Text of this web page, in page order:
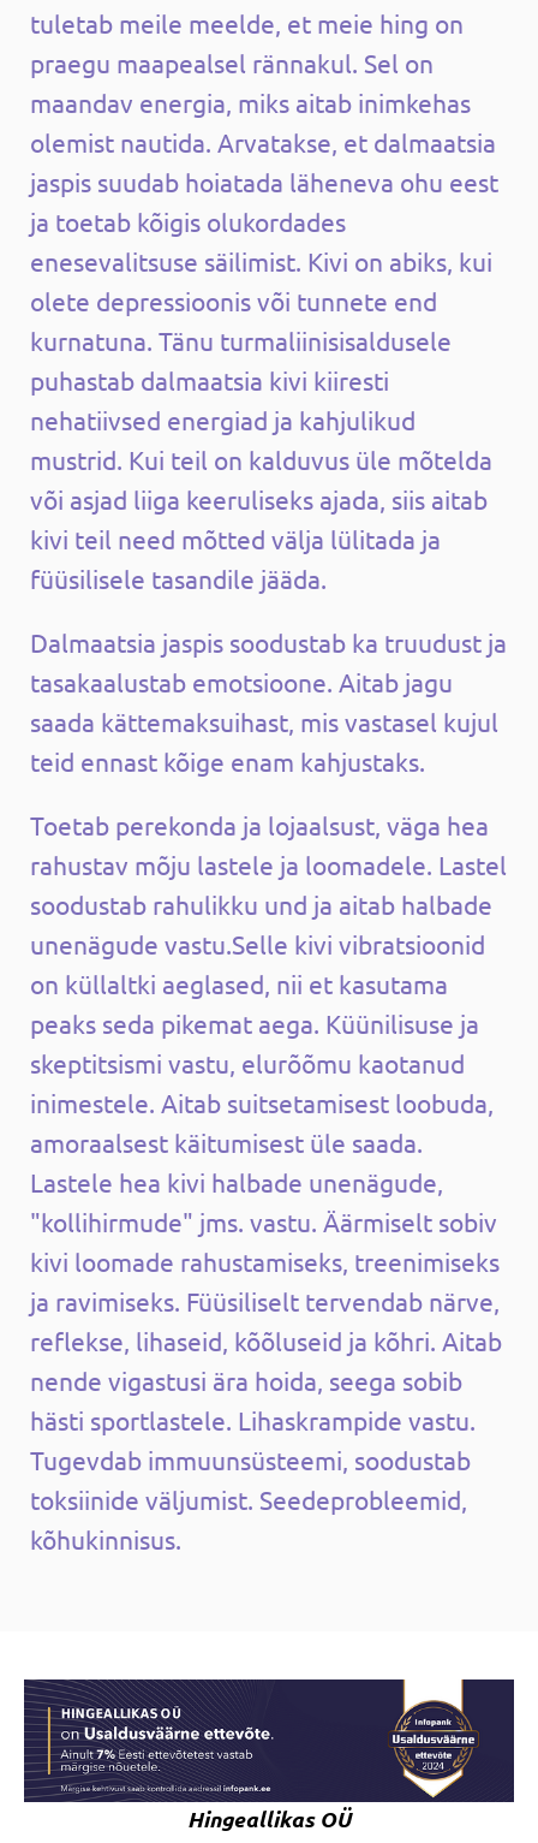
tuletab meile meelde, et meie hing on
praegu maapealsel rännakul. Sel on
maandav energia, miks aitab inimkehas
olemist nautida. Arvatakse, et dalmaatsia
jaspis suudab hoiatada läheneva ohu eest
ja toetab kõigis olukordades
enesevalitsuse säilimist. Kivi on abiks, kui
olete depressioonis või tunnete end
kurnatuna. Tänu turmaliinisisaldusele
puhastab dalmaatsia kivi kiiresti
nehatiivsed energiad ja kahjulikud
mustrid. Kui teil on kalduvus üle mõtelda
või asjad liiga keeruliseks ajada, siis aitab
kivi teil need mõtted välja lülitada ja
füüsilisele tasandile jääda.
Dalmaatsia jaspis soodustab ka truudust ja
tasakaalustab emotsioone. Aitab jagu
saada kättemaksuihast, mis vastasel kujul
teid ennast kõige enam kahjustaks.
Toetab perekonda ja lojaalsust, väga hea
rahustav mõju lastele ja loomadele. Lastel
soodustab rahulikku und ja aitab halbade
unenägude vastu.Selle kivi vibratsioonid
on küllaltki aeglased, nii et kasutama
peaks seda pikemat aega. Küünilisuse ja
skeptitsismi vastu, elurõõmu kaotanud
inimestele. Aitab suitsetamisest loobuda,
amoraalsest käitumisest üle saada.
Lastele hea kivi halbade unenägude,
"kollihirmude" jms. vastu. Äärmiselt sobiv
kivi loomade rahustamiseks, treenimiseks
ja ravimiseks. Füüsiliselt tervendab närve,
reflekse, lihaseid, kõõluseid ja kõhri. Aitab
nende vigastusi ära hoida, seega sobib
hästi sportlastele. Lihaskrampide vastu.
Tugevdab immuunsüsteemi, soodustab
toksiinide väljumist. Seedeprobleemid,
kõhukinnisus.
Hingeallikas OÜ